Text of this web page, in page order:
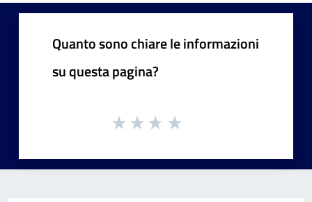
Quanto sono chiare le informazioni
su questa pagina?